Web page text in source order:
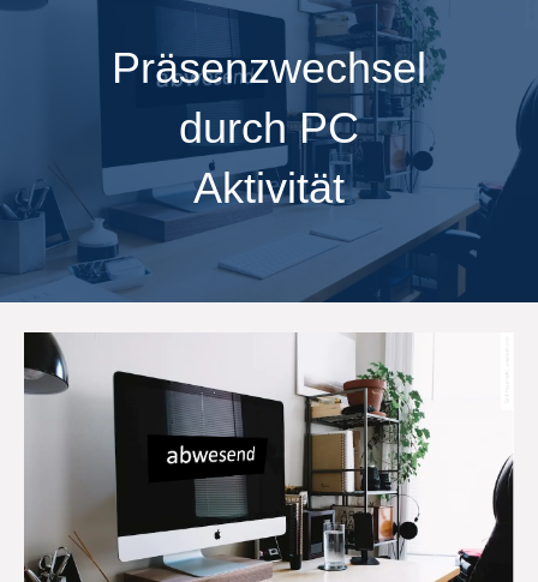
Präsenzwechsel
durch PC
Aktivität